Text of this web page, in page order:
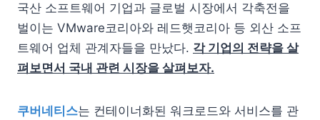
국산 소프트웨어 기업과 글로벌 시장에서 각축전을
벌이는 VMware코리아와 레드햇코리아 등 외산 소프
트웨어 업체 관계자들을 만났다. 각 기업의 전략을 살
펴보면서 국내 관련 시장을 살펴보자.
쿠버네티스는 컨테이너화된 워크로드와 서비스를 관